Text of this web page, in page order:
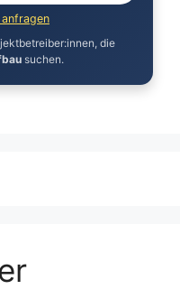
die
suchen.